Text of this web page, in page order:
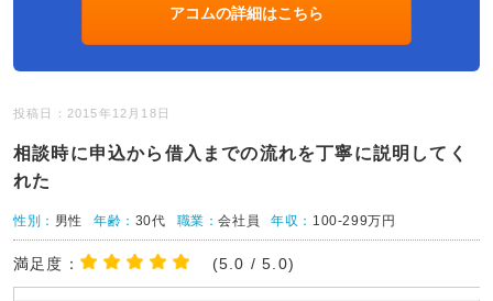
アコムの詳細はこちら
投稿日：2015年12月18日
相談時に申込から借入までの流れを丁寧に説明してく
れた
性別： 男性 年齢： 30代 職業：会社員 年収： 100-299万円
満足度： (5.0 / 5.0)